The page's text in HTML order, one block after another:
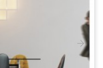
›